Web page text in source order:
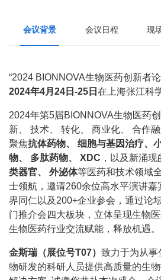
会议背景 会议日程 现
“2024 BIONNOVA生物医药创新者
2024年4月24日-25日 在上海张江科
2024年第5届BIONNOVA生物医药
新、 技术、 转化、 商业化、 合作
聚焦抗体药物、 细胞与基因治疗、
物、 多肽药物、 XDC ，以及新涌现
类器官、 外泌体等医药和技术领域
士领航，邀请260余位高水平演讲嘉
界同仁以及200+企业参会，通过论
门推介会四大板块，立体呈现生物
生物医药行业交流赋能，释放机遇。
金斯瑞（展位号T07） 致力于为从事
物研发的科研人员提供高质量的生